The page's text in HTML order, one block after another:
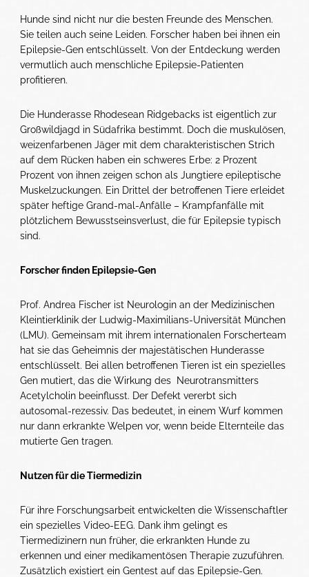
Hunde sind nicht nur die besten Freunde des Menschen.
Sie teilen auch seine Leiden. Forscher haben bei ihnen ein
Epilepsie-Gen entschlüsselt. Von der Entdeckung werden
vermutlich auch menschliche Epilepsie-Patienten
profitieren.
Die Hunderasse Rhodesean Ridgebacks ist eigentlich zur
Großwildjagd in Südafrika bestimmt. Doch die muskulösen,
weizenfarbenen Jäger mit dem charakteristischen Strich
auf dem Rücken haben ein schweres Erbe: 2 Prozent
Prozent von ihnen zeigen schon als Jungtiere epileptische
Muskelzuckungen. Ein Drittel der betroffenen Tiere erleidet
später heftige Grand-mal-Anfälle – Krampfanfälle mit
plötzlichem Bewusstseinsverlust, die für Epilepsie typisch
sind.
Forscher finden Epilepsie-Gen
Prof. Andrea Fischer ist Neurologin an der Medizinischen
Kleintierklinik der Ludwig-Maximilians-Universität München
(LMU). Gemeinsam mit ihrem internationalen Forscherteam
hat sie das Geheimnis der majestätischen Hunderasse
entschlüsselt. Bei allen betroffenen Tieren ist ein spezielles
Gen mutiert, das die Wirkung des Neurotransmitters
Acetylcholin beeinflusst. Der Defekt vererbt sich
autosomal-rezessiv. Das bedeutet, in einem Wurf kommen
nur dann erkrankte Welpen vor, wenn beide Elternteile das
mutierte Gen tragen.
Nutzen für die Tiermedizin
Für ihre Forschungsarbeit entwickelten die Wissenschaftler
ein spezielles Video-EEG. Dank ihm gelingt es
Tiermedizinern nun früher, die erkrankten Hunde zu
erkennen und einer medikamentösen Therapie zuzuführen.
Zusätzlich existiert ein Gentest auf das Epilepsie-Gen.